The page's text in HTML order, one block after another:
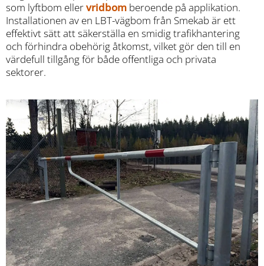
som lyftbom ellervridbom beroende på applikation.
Installationen av en LBT-vägbom från Smekab är ett
effektivt sätt att säkerställa en smidig trafikhantering
och förhindra obehörig åtkomst, vilket gör den till en
värdefull tillgång för både offentliga och privata
sektorer.